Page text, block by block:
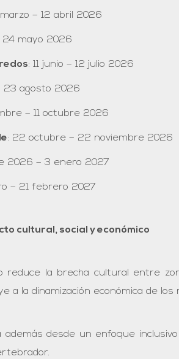
marzo – 12 abril 2026
24 mayo 2026
: 11 junio – 12 julio 2026
23 agosto 2026
– 11 octubre 2026
: 22 octubre – 22 noviembre 2026
2026 – 3 enero 2027
– 21 febrero 2027
cultural, social y económico
reduce la brecha cultural entre
a la dinamización económica de
desde un enfoque